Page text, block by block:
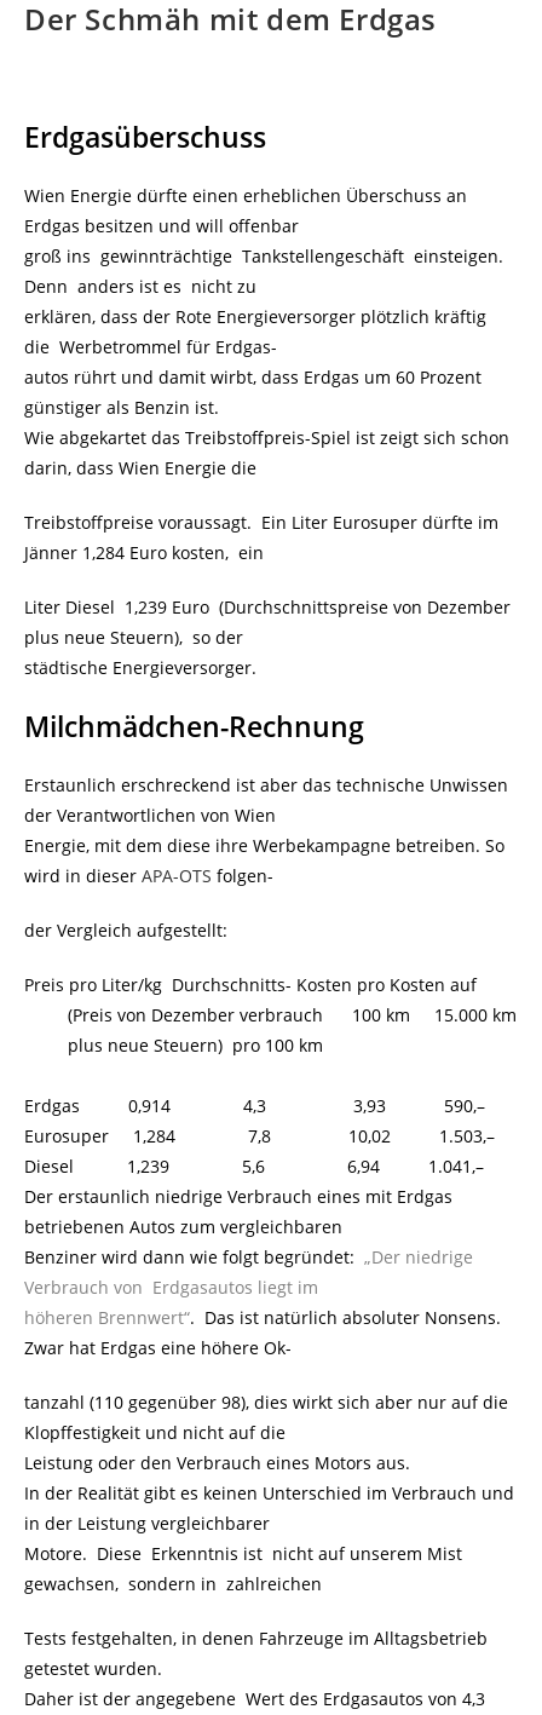
Der Schmäh mit dem Erdgas
Erdgasüberschuss
Wien Energie dürfte einen erheblichen Überschuss an
Erdgas besitzen und will offenbar
groß ins gewinnträchtige Tankstellengeschäft einsteigen.
Denn anders ist es nicht zu
erklären, dass der Rote Energieversorger plötzlich kräftig
die Werbetrommel für Erdgas-
autos rührt und damit wirbt, dass Erdgas um 60 Prozent
günstiger als Benzin ist.
Wie abgekartet das Treibstoffpreis-Spiel ist zeigt sich schon
darin, dass Wien Energie die
Treibstoffpreise voraussagt. Ein Liter Eurosuper dürfte im
Jänner 1,284 Euro kosten, ein
Liter Diesel 1,239 Euro (Durchschnittspreise von Dezember
plus neue Steuern), so der
städtische Energieversorger.
Milchmädchen-Rechnung
Erstaunlich erschreckend ist aber das technische Unwissen
der Verantwortlichen von Wien
Energie, mit dem diese ihre Werbekampagne betreiben. So
wird in dieser APA-OTS folgen-
der Vergleich aufgestellt:
Preis pro Liter/kg Durchschnitts- Kosten pro Kosten auf
(Preis von Dezember verbrauch 100 km 15.000 km
plus neue Steuern) pro 100 km
Erdgas 0,914 4,3 3,93 590,–
Eurosuper 1,284 7,8 10,02 1.503,–
Diesel 1,239 5,6 6,94 1.041,–
Der erstaunlich niedrige Verbrauch eines mit Erdgas
betriebenen Autos zum vergleichbaren
Benziner wird dann wie folgt begründet: „Der niedrige
Verbrauch von Erdgasautos liegt im
höheren Brennwert“. Das ist natürlich absoluter Nonsens.
Zwar hat Erdgas eine höhere Ok-
tanzahl (110 gegenüber 98), dies wirkt sich aber nur auf die
Klopffestigkeit und nicht auf die
Leistung oder den Verbrauch eines Motors aus.
In der Realität gibt es keinen Unterschied im Verbrauch und
in der Leistung vergleichbarer
Motore. Diese Erkenntnis ist nicht auf unserem Mist
gewachsen, sondern in zahlreichen
Tests festgehalten, in denen Fahrzeuge im Alltagsbetrieb
getestet wurden.
Daher ist der angegebene Wert des Erdgasautos von 4,3